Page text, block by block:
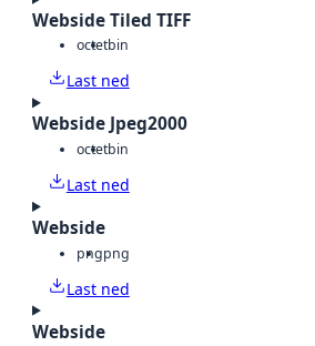
Webside Tiled TIFF
octetbin
Last ned
Webside Jpeg2000
octetbin
Last ned
Webside
pngpng
Last ned
Webside